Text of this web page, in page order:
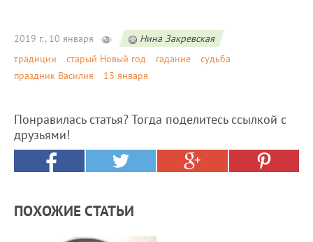
2019 г., 10 января
Нина Закревская
традиции
старый Новый год гадание
судьба
праздник Василия
13 января
Понравилась статья? Тогда поделитесь ссылкой с
друзьями!
ПОХОЖИЕ СТАТЬИ